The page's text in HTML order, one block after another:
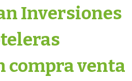
compra venta